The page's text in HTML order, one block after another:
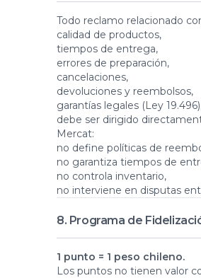
Todo reclamo relacionado
calidad de productos,
tiempos de entrega,
errores de preparación,
cancelaciones,
devoluciones y reembolsos,
garantías legales (Ley
debe ser dirigido
Mercat:
no define políticas de
no garantiza tiempos de
no controla inventario,
no interviene en disputas
8. Programa de
1 punto = 1 peso chileno.
Los puntos no tienen valor